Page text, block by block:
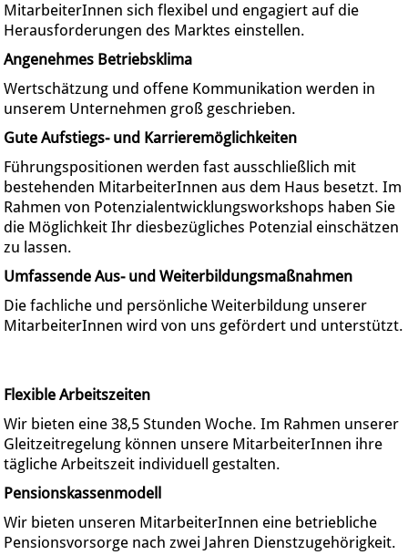
MitarbeiterInnen sich flexibel und engagiert auf die
Herausforderungen des Marktes einstellen.
Angenehmes Betriebsklima
Wertschätzung und offene Kommunikation werden in
unserem Unternehmen groß geschrieben.
Gute Aufstiegs- und Karrieremöglichkeiten
Führungspositionen werden fast ausschließlich mit
bestehenden MitarbeiterInnen aus dem Haus besetzt. Im
Rahmen von Potenzialentwicklungsworkshops haben Sie
die Möglichkeit Ihr diesbezügliches Potenzial einschätzen
zu lassen.
Umfassende Aus- und Weiterbildungsmaßnahmen
Die fachliche und persönliche Weiterbildung unserer
MitarbeiterInnen wird von uns gefördert und unterstützt.
Flexible Arbeitszeiten
Wir bieten eine 38,5 Stunden Woche. Im Rahmen unserer
Gleitzeitregelung können unsere MitarbeiterInnen ihre
tägliche Arbeitszeit individuell gestalten.
Pensionskassenmodell
Wir bieten unseren MitarbeiterInnen eine betriebliche
Pensionsvorsorge nach zwei Jahren Dienstzugehörigkeit.